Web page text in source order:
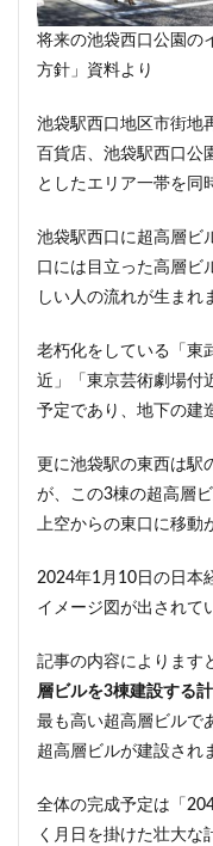
将来の池袋西口公園の
方針」資料より
池袋駅西口地区市街地
百貨店、池袋駅西口公
としたエリア一帯を同
池袋駅西口に超高層ビ
口には目立った高層ビ
しい人の流れが生まれ
老朽化をしている「東
近」「東京芸術劇場付
予定であり、地下の建
更に池袋駅の東西は駅
が、この3棟の超高層
上空からの東口に移動
2024年1月10日の日本
イメージ図が出されて
記事の内容によります
層ビルを3棟建設する計
最も高い超高層ビルで
超高層ビルが建設され
全体の完成予定は「
く月日を掛けた壮大な
都営浅草線 都
阪急阪神不動産
青山 青山一丁
首都高 首都高速
駅前再開発 駅
駒沢大学 駒沢
高層マンション
高架化 高架駅
高級住宅街 高
高速道路 高麗川
鷺沼 麹町